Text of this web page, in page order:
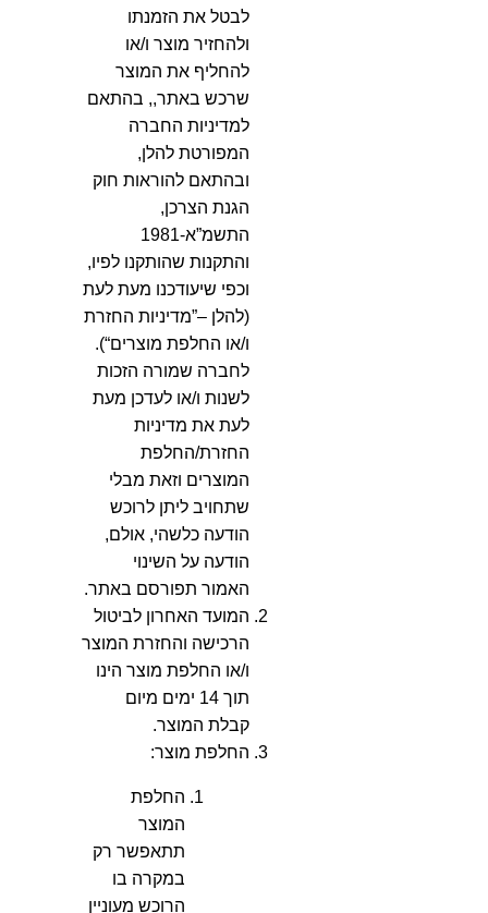
לבטל את הזמנתו
ולהחזיר מוצר ו/או
להחליף את המוצר
שרכש באתר,, בהתאם
למדיניות החברה
המפורטת להלן,
ובהתאם להוראות חוק
הגנת הצרכן,
התשמ”א-1981
והתקנות שהותקנו לפיו,
וכפי שיעודכנו מעת לעת
(להלן –”מדיניות החזרת
ו/או החלפת מוצרים“).
לחברה שמורה הזכות
לשנות ו/או לעדכן מעת
לעת את מדיניות
החזרת/החלפת
המוצרים וזאת מבלי
שתחויב ליתן לרוכש
הודעה כלשהי, אולם,
הודעה על השינוי
האמור תפורסם באתר.
המועד האחרון לביטול
הרכישה והחזרת המוצר
ו/או החלפת מוצר הינו
תוך 14 ימים מיום
קבלת המוצר.
החלפת מוצר:
החלפת
המוצר
תתאפשר רק
במקרה בו
הרוכש מעוניין